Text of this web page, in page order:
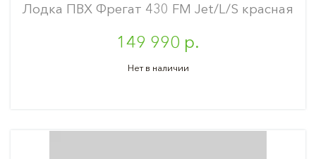
Лодка ПВХ Фрегат 430 FM Jet/L/S красная
149 990 р.
Нет в наличии